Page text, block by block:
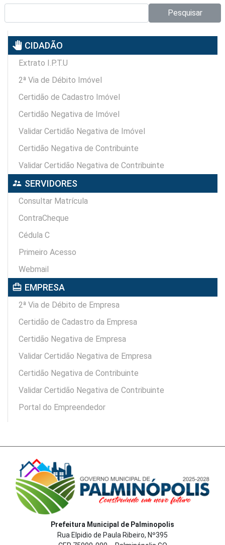
Pesquisar
pan_tool CIDADÃO
Extrato I.P.T.U
2ª Via de Débito Imóvel
Certidão de Cadastro Imóvel
Certidão Negativa de Imóvel
Validar Certidão Negativa de Imóvel
Certidão Negativa de Contribuinte
Validar Certidão Negativa de Contribuinte
supervisor_account SERVIDORES
Consultar Matrícula
ContraCheque
Cédula C
Primeiro Acesso
Webmail
card_travel EMPRESA
2ª Via de Débito de Empresa
Certidão de Cadastro da Empresa
Certidão Negativa de Empresa
Validar Certidão Negativa de Empresa
Certidão Negativa de Contribuinte
Validar Certidão Negativa de Contribuinte
Portal do Empreendedor
Prefeitura Municipal de Palminopolis
Rua Elpidio de Paula Ribeiro, Nº395